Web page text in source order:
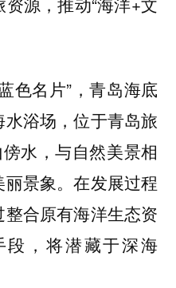
色名片”，青岛海底
浴场，位于青岛旅
水，与自然美景相
景象。在发展过程
合原有海洋生态资
，将潜藏于深海